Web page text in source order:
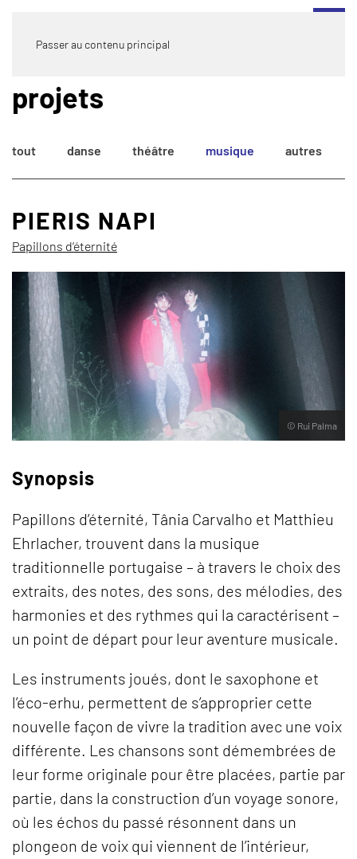
Passer au contenu principal
projets
tout danse théâtre musique autres
PIERIS NAPI
Papillons d’éternité
© Rui Palma
Synopsis
Papillons d’éternité, Tânia Carvalho et Matthieu
Ehrlacher, trouvent dans la musique
traditionnelle portugaise – à travers le choix des
extraits, des notes, des sons, des mélodies, des
harmonies et des rythmes qui la caractérisent –
un point de départ pour leur aventure musicale.
Les instruments joués, dont le saxophone et
l’éco-erhu, permettent de s’approprier cette
nouvelle façon de vivre la tradition avec une voix
différente. Les chansons sont démembrées de
leur forme originale pour être placées, partie par
partie, dans la construction d’un voyage sonore,
où les échos du passé résonnent dans un
plongeon de voix qui viennent de l’intérieur,